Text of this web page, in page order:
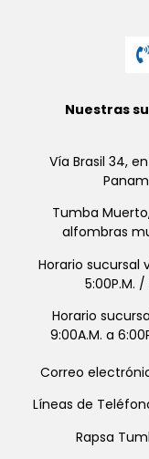
Nuestras
Vía Brasil 34,
Tumba
alfombras
Horario sucursal
5:00P.M.
Horario
9:00A.M. a
Correo
Líneas de
Rapsa